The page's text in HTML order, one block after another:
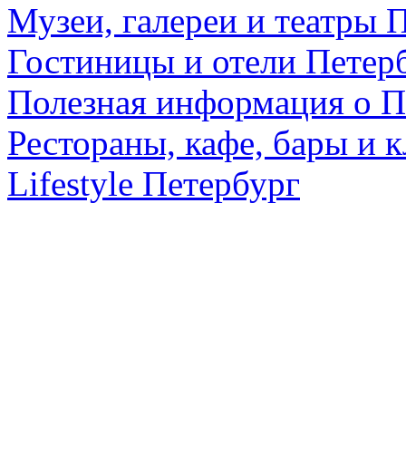
Музеи, галереи и театры
Гостиницы и отели
Полезная информация о
Рестораны, кафе, бары и
Lifestyle Петербург